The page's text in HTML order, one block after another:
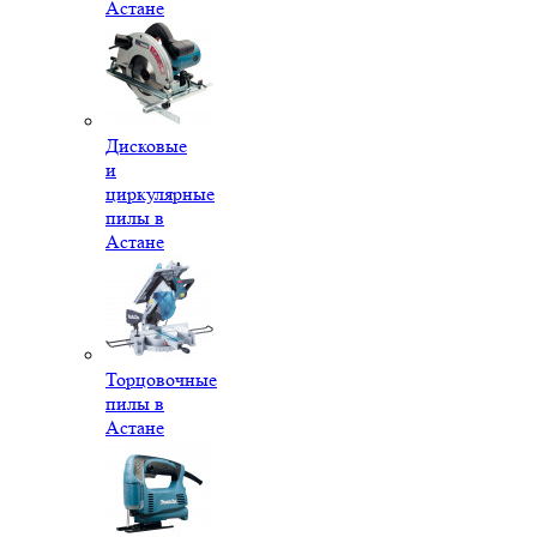
Астане
Дисковые
и
циркулярные
пилы в
Астане
Торцовочные
пилы в
Астане